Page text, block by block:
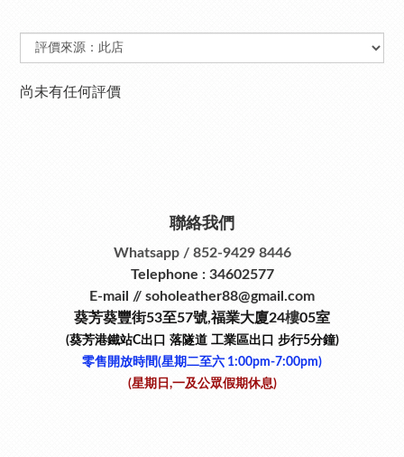
尚未有任何評價
聯絡我們
Whatsapp / 852-9429 8446
Telephone : 34602577
E-mail // soholeather88@gmail.com
葵芳葵豐街53至57號,福業大廈24樓05室
(葵芳港鐵站C出口 落隧道 工業區出口 步行5分鐘)
零售開放時間(星期二至六​ 1:00pm-7:00pm)
(星期日,一及公眾假期休息)